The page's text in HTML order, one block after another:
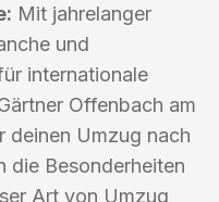
Mit jahrelanger
und
internationale
Offenbach am
deinen Umzug nach
die Besonderheiten
Art von Umzug